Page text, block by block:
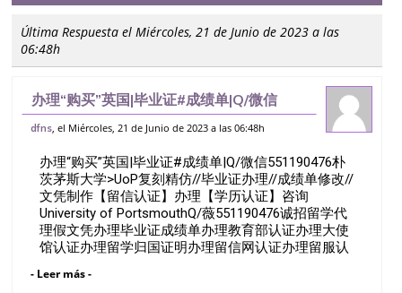
Última Respuesta el Miércoles, 21 de Junio de 2023 a las
06:48h
办理“购买”英国|毕业证#成绩单|Q/微信
551190476朴茨茅斯大学>UoP复刻精仿//
证】办理【学历认证】
dfns , el Miércoles, 21 de Junio de 2023 a las 06:48h
办理“购买”英国|毕业证#成绩单|Q/微信551190476朴
茨茅斯大学>UoP复刻精仿//毕业证办理//成绩单修改//
文凭制作【留信认证】办理【学历认证】咨询
University of PortsmouthQ/薇551190476诚招留学代
理假文凭办理毕业证成绩单办理教育部认证办理大使
馆认证办理留学归国证明办理留信网认证办理留服认
证书办理美国文凭办理澳洲文凭办理英国文凭办理加
- Leer más -